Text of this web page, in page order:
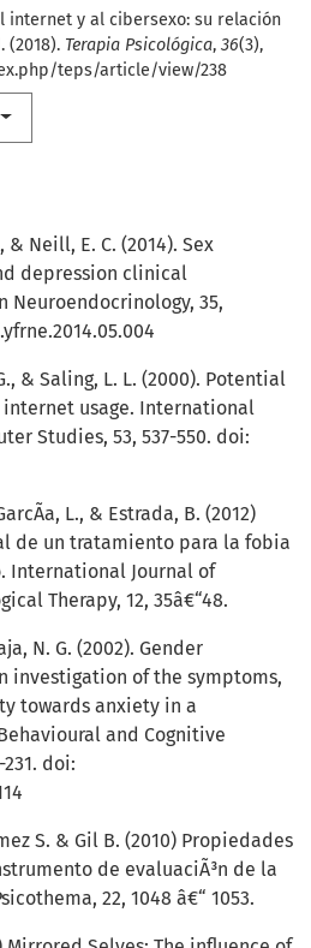
internet y al cibersexo: su relación
(2018). Terapia Psicológica, 36(3),
teps/article/view/238
Neill, E. C. (2014). Sex
depression clinical
Neuroendocrinology, 35,
& Saling, L. L. (2000). Potential
usage. International
Studies, 53, 537-550. doi:
L., & Estrada, B. (2012)
de un tratamiento para la fobia
International Journal of
Therapy, 12, 35â€“48.
N. G. (2002). Gender
investigation of the symptoms,
towards anxiety in a
and Cognitive
doi:
S. & Gil B. (2010) Propiedades
de evaluaciÃ³n de la
22, 1048 â€“ 1053.